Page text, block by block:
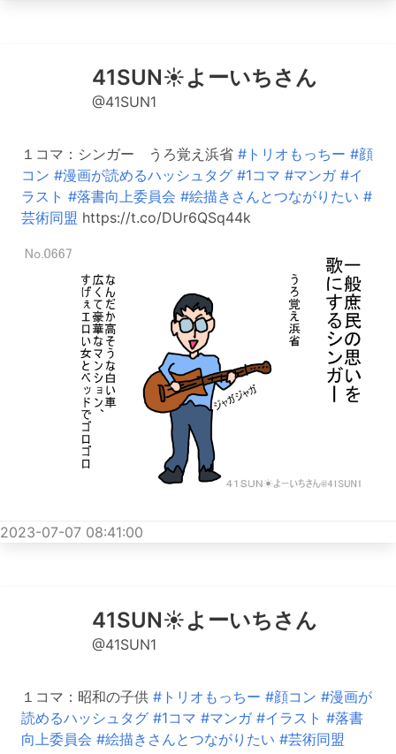
41SUN☀️よーいちさん
@41SUN1
１コマ：シンガー うろ覚え浜省 #トリオもっちー #顔
コン #漫画が読めるハッシュタグ #1コマ #マンガ #イ
ラスト #落書向上委員会 #絵描きさんとつながりたい #
芸術同盟 https://t.co/DUr6QSq44k
2023-07-07 08:41:00
41SUN☀️よーいちさん
@41SUN1
１コマ：昭和の子供 #トリオもっちー #顔コン #漫画が
読めるハッシュタグ #1コマ #マンガ #イラスト #落書
向上委員会 #絵描きさんとつながりたい #芸術同盟